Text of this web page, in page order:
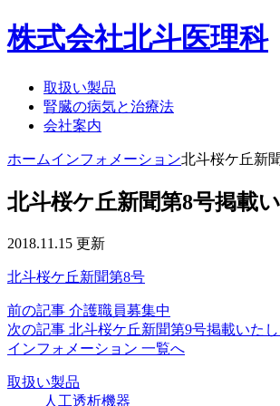
株式会社北斗医理科
取扱い製品
腎臓の病気と治療法
会社案内
ホームインフォメーション北斗桜ケ丘新
北斗桜ケ丘新聞第8号掲載
2018.11.15 更新
北斗桜ケ丘新聞第8号
前の記事 介護職員募集中
次の記事 北斗桜ケ丘新聞第9号掲載いたし
インフォメーション 一覧へ
取扱い製品
人工透析機器